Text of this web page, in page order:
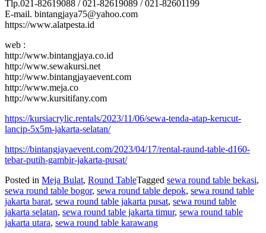
Tlp.021-82619088 / 021-82619089 / 021-82601199
E-mail. bintangjaya75@yahoo.com
https://www.alatpesta.id
web :
http://www.bintangjaya.co.id
http://www.sewakursi.net
http://www.bintangjayaevent.com
http://www.meja.co
http://www.kursitifany.com
https://kursiacrylic.rentals/2023/11/06/sewa-tenda-atap-kerucut-
lancip-5x5m-jakarta-selatan/
https://bintangjayaevent.com/2023/04/17/rental-raund-table-d160-
tebar-putih-gambir-jakarta-pusat/
Posted in Meja Bulat, Round TableTagged sewa round table bekasi,
sewa round table bogor, sewa round table depok, sewa round table
jakarta barat, sewa round table jakarta pusat, sewa round table
jakarta selatan, sewa round table jakarta timur, sewa round table
jakarta utara, sewa round table karawang